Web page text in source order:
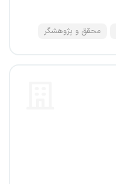
محقق و پژوهشگر